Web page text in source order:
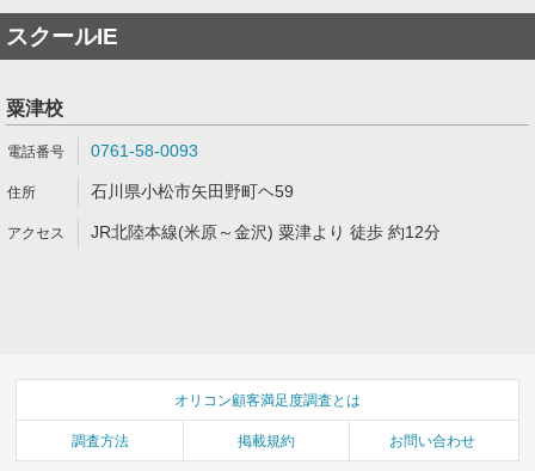
スクールIE
粟津校
0761-58-0093
石川県小松市矢田野町ヘ59
JR北陸本線(米原～金沢) 粟津より 徒歩 約12分
オリコン顧客満足度調査とは
調査方法 掲載規約 お問い合わせ